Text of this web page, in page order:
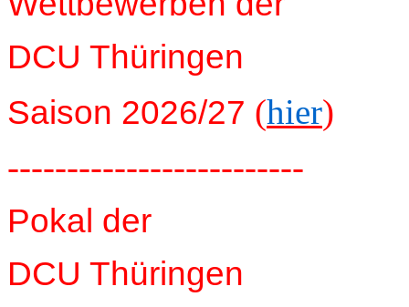
DCU Thüringen
Saison 2026/27 (hier)
-------------------------
Pokal der
DCU Thüringen